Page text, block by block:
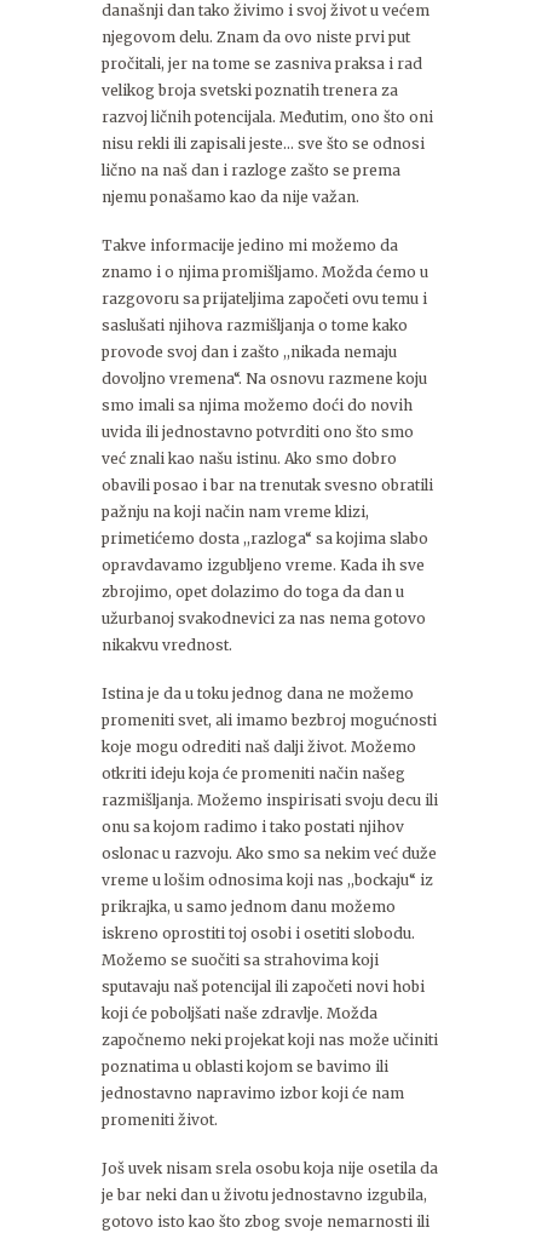
današnji dan tako živimo i svoj život u većem
njegovom delu. Znam da ovo niste prvi put
pročitali, jer na tome se zasniva praksa i rad
velikog broja svetski poznatih trenera za
razvoj ličnih potencijala. Međutim, ono što oni
nisu rekli ili zapisali jeste… sve što se odnosi
lično na naš dan i razloge zašto se prema
njemu ponašamo kao da nije važan.
Takve informacije jedino mi možemo da
znamo i o njima promišljamo. Možda ćemo u
razgovoru sa prijateljima započeti ovu temu i
saslušati njihova razmišljanja o tome kako
provode svoj dan i zašto ,,nikada nemaju
dovoljno vremena“. Na osnovu razmene koju
smo imali sa njima možemo doći do novih
uvida ili jednostavno potvrditi ono što smo
već znali kao našu istinu. Ako smo dobro
obavili posao i bar na trenutak svesno obratili
pažnju na koji način nam vreme klizi,
primetićemo dosta ,,razloga“ sa kojima slabo
opravdavamo izgubljeno vreme. Kada ih sve
zbrojimo, opet dolazimo do toga da dan u
užurbanoj svakodnevici za nas nema gotovo
nikakvu vrednost.
Istina je da u toku jednog dana ne možemo
promeniti svet, ali imamo bezbroj mogućnosti
koje mogu odrediti naš dalji život. Možemo
otkriti ideju koja će promeniti način našeg
razmišljanja. Možemo inspirisati svoju decu ili
onu sa kojom radimo i tako postati njihov
oslonac u razvoju. Ako smo sa nekim već duže
vreme u lošim odnosima koji nas ,,bockaju“ iz
prikrajka, u samo jednom danu možemo
iskreno oprostiti toj osobi i osetiti slobodu.
Možemo se suočiti sa strahovima koji
sputavaju naš potencijal ili započeti novi hobi
koji će poboljšati naše zdravlje. Možda
započnemo neki projekat koji nas može učiniti
poznatima u oblasti kojom se bavimo ili
jednostavno napravimo izbor koji će nam
promeniti život.
Još uvek nisam srela osobu koja nije osetila da
je bar neki dan u životu jednostavno izgubila,
gotovo isto kao što zbog svoje nemarnosti ili